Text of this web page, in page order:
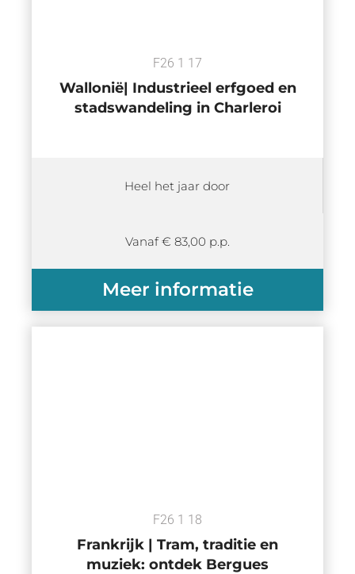
F26 1 17
Wallonië| Industrieel erfgoed en
stadswandeling in Charleroi
Heel het jaar door
Vanaf € 83,00 p.p.
Meer informatie
F26 1 18
Frankrijk | Tram, traditie en
muziek: ontdek Bergues